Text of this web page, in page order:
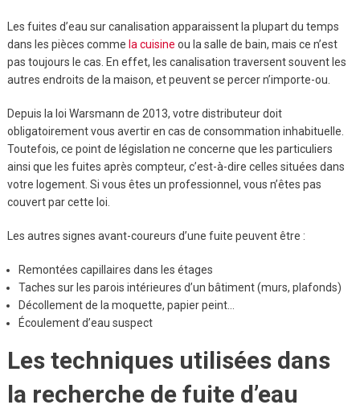
Les fuites d’eau sur canalisation apparaissent la plupart du temps
dans les pièces comme la cuisine ou la salle de bain, mais ce n’est
pas toujours le cas. En effet, les canalisation traversent souvent les
autres endroits de la maison, et peuvent se percer n’importe-ou.
Depuis la loi Warsmann de 2013, votre distributeur doit
obligatoirement vous avertir en cas de consommation inhabituelle.
Toutefois, ce point de législation ne concerne que les particuliers
ainsi que les fuites après compteur, c’est-à-dire celles situées dans
votre logement. Si vous êtes un professionnel, vous n’êtes pas
couvert par cette loi.
Les autres signes avant-coureurs d’une fuite peuvent être :
Remontées capillaires dans les étages
Taches sur les parois intérieures d’un bâtiment (murs, plafonds)
Décollement de la moquette, papier peint…
Écoulement d’eau suspect
Les techniques utilisées dans
la recherche de fuite d’eau